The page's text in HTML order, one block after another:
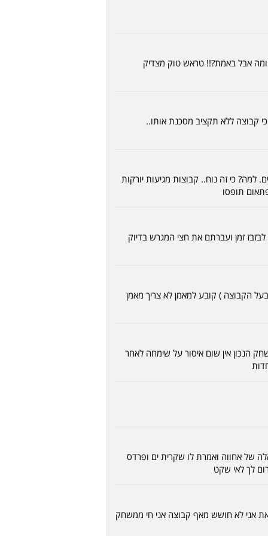
אבל באמת?!! טראש טוק מצדיק
קבוצה ללא תקציב מסכנת אותו..
כי זה נוח.. קבוצות מגיעות יורקות
שרובי שפירא חוששים מכם? הרי במשחק בינכם שכבתם על הדשא 85 דקות כדי לבזבז זמן ועברתם את חצי המגרש בדיוק
הקבוצה ) קובע למאמן לא צריך מאמן
הנכון אין שום איסור על שימחה לאחר
של אחווה ואמרת לו שקרית ים ופרדס
לך לאי שקט
זאת אני לא חושש מאף קבוצה אני חי ממשחק